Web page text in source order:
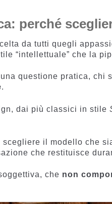
perché
da tutti quegli
“intellettuale” che la
questione pratica,
.
dai più classici in stile
scegliere il modello che
che restituisce
che non